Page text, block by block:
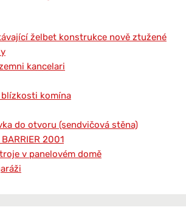
želbet konstrukce nově ztužené
kancelari
komína
do otvoru (sendvičová stěna)
2001
v panelovém domě